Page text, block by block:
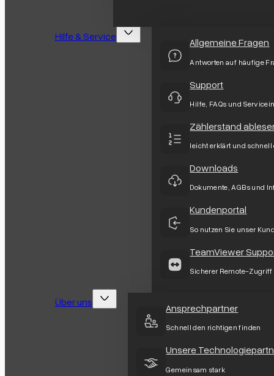
Hilfe & Service Allgemeine Fragen
Antworten auf häufige
Support
Hilfe, FAQs und
Zählerstand
leicht erklärt und schnell
Downloads
Dokumente, AGBs und
Kundenportal
So nutzen Sie unser
TeamViewer
Sicherer Remote-Zugriff
Über uns Ansprechpartner
Schnell den richtigen finden
Unsere
Gemeinsam stark